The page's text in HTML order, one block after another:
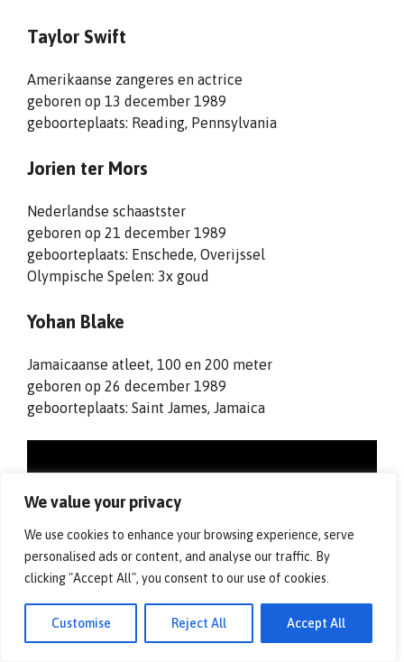
We value your privacy
We use cookies to enhance your browsing experience, serve
personalised ads or content, and analyse our traffic. By
clicking "Accept All", you consent to our use of cookies.
Customise Reject All Accept All
Taylor Swift
Amerikaanse zangeres en actrice
geboren op 13 december 1989
geboorteplaats: Reading, Pennsylvania
Jorien ter Mors
Nederlandse schaastster
geboren op 21 december 1989
geboorteplaats: Enschede, Overijssel
Olympische Spelen: 3x goud
Yohan Blake
Jamaicaanse atleet, 100 en 200 meter
geboren op 26 december 1989
geboorteplaats: Saint James, Jamaica